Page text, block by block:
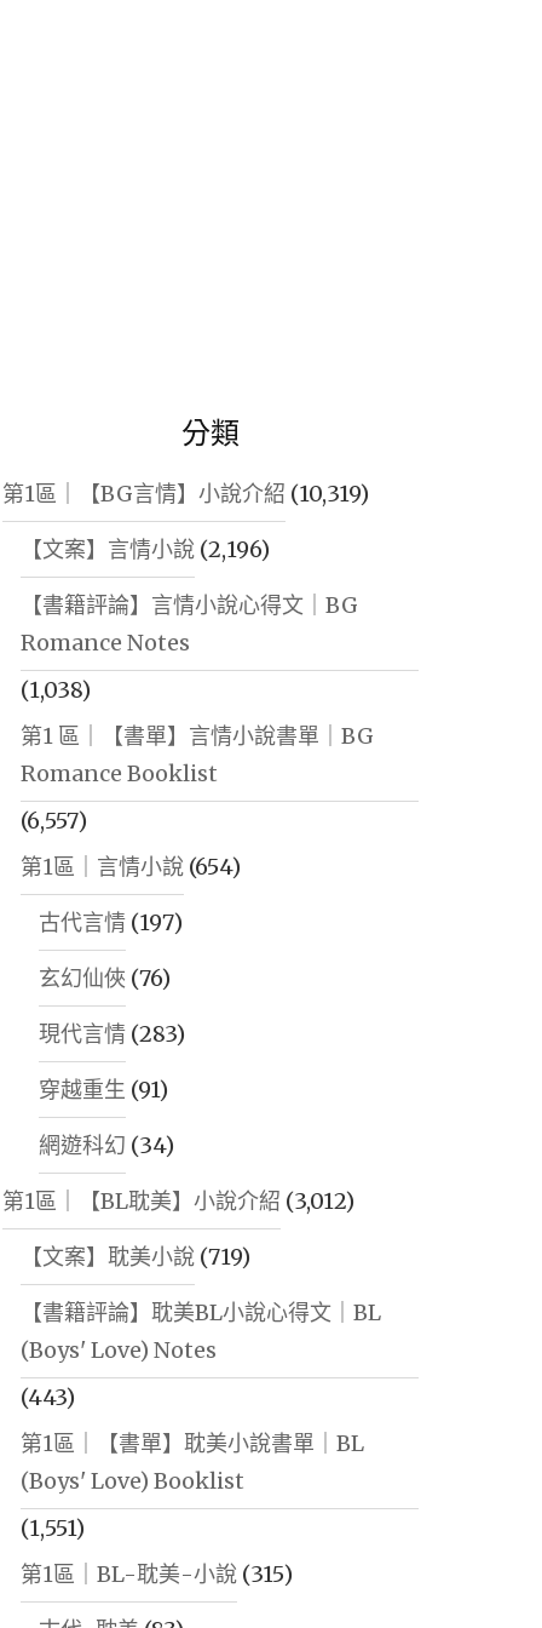
分類
第1區｜【BG言情】小說介紹 (10,319)
【文案】言情小說(2,196)
【書籍評論】言情小說心得文｜BG
Romance Notes
(1,038)
第1 區｜【書單】言情小說書單｜BG
Romance Booklist
(6,557)
第1區｜言情小說(654)
古代言情(197)
玄幻仙俠 (76)
現代言情(283)
穿越重生 (91)
網遊科幻 (34)
第1區｜【BL耽美】小說介紹 (3,012)
【文案】耽美小說(719)
【書籍評論】耽美BL小說心得文｜BL
(Boys' Love) Notes
(443)
第1區｜【書單】耽美小說書單｜BL
(Boys' Love) Booklist
(1,551)
第1區｜BL-耽美-小說(315)